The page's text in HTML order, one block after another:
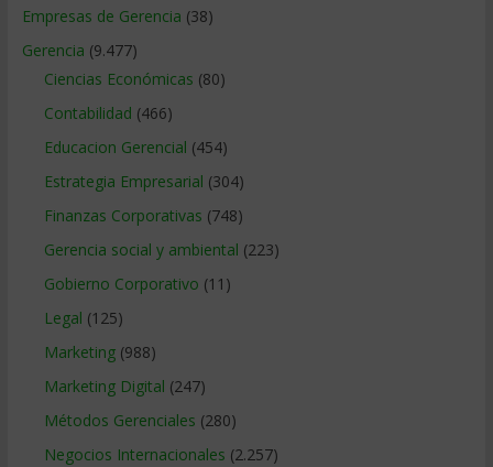
Empresas de Gerencia (38)
Gerencia (9.477)
Ciencias Económicas (80)
Contabilidad (466)
Educacion Gerencial (454)
Estrategia Empresarial (304)
Finanzas Corporativas (748)
Gerencia social y ambiental (223)
Gobierno Corporativo (11)
Legal (125)
Marketing(988)
Marketing Digital (247)
Métodos Gerenciales (280)
Negocios Internacionales (2.257)